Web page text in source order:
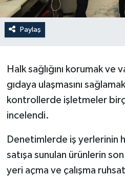
Paylaş
Halk sağlığını korumak ve
gıdaya ulaşmasını
kontrollerde işletmeler
incelendi.
Denetimlerde iş yerlerinin
satışa sunulan ürünlerin
yeri açma ve çalışma